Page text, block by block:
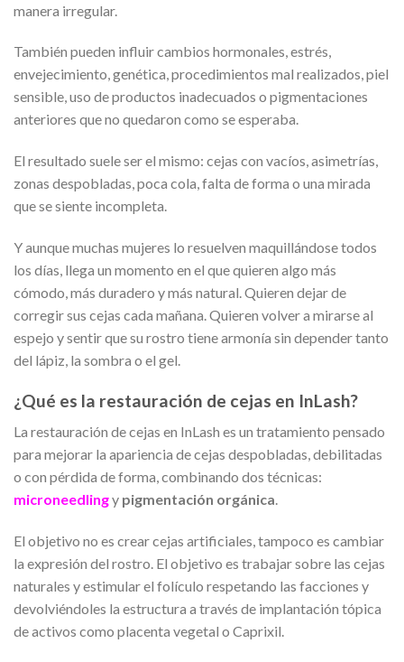
manera irregular.
También pueden influir cambios hormonales, estrés,
envejecimiento, genética, procedimientos mal realizados, piel
sensible, uso de productos inadecuados o pigmentaciones
anteriores que no quedaron como se esperaba.
El resultado suele ser el mismo: cejas con vacíos, asimetrías,
zonas despobladas, poca cola, falta de forma o una mirada
que se siente incompleta.
Y aunque muchas mujeres lo resuelven maquillándose todos
los días, llega un momento en el que quieren algo más
cómodo, más duradero y más natural. Quieren dejar de
corregir sus cejas cada mañana. Quieren volver a mirarse al
espejo y sentir que su rostro tiene armonía sin depender tanto
del lápiz, la sombra o el gel.
¿Qué es la restauración de cejas en InLash?
La restauración de cejas en InLash es un tratamiento pensado
para mejorar la apariencia de cejas despobladas, debilitadas
o con pérdida de forma, combinando dos técnicas:
microneedlingy pigmentación orgánica.
El objetivo no es crear cejas artificiales, tampoco es cambiar
la expresión del rostro. El objetivo es trabajar sobre las cejas
naturales y estimular el folículo respetando las facciones y
devolviéndoles la estructura a través de implantación tópica
de activos como placenta vegetal o Caprixil.